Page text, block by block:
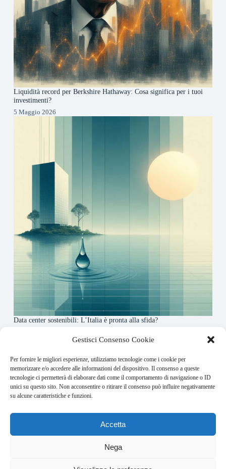
Gestisci Consenso Cookie
Per fornire le migliori esperienze, utilizziamo tecnologie come i cookie per
memorizzare e/o accedere alle informazioni del dispositivo. Il consenso a queste
tecnologie ci permetterà di elaborare dati come il comportamento di navigazione o ID
unici su questo sito. Non acconsentire o ritirare il consenso può influire negativamente
su alcune caratteristiche e funzioni.
Accetta
Nega
Liquidità record per Berkshire Hathaway: Cosa significa per i tuoi
investimenti?
5 Maggio 2026
Data center sostenibili: L’Italia è pronta alla sfida?
About this website
Finance-Bullet.it ogni giorno trova per te le notizie più
rilevanti in ambito finanziario.
Address:
VIA USODIMARE 3 - 37138 - VERONA (VR)
redazione@bullet-network.com